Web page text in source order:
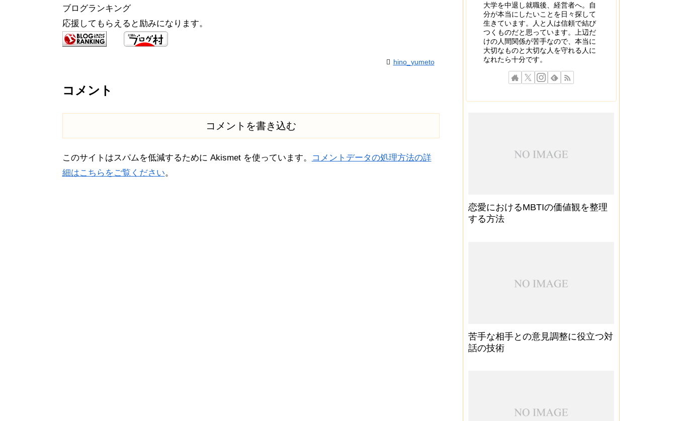
ブログランキング
応援してもらえると励みになります。
hino_yumeto
コメント
コメントを書き込む
このサイトはスパムを低減するために Akismet を使っています。
コメントデータの処理方法の詳
細はこちらをご覧ください。
大学を中退し就職後、経営者へ。自
分が本当にしたいことを日々探して
生きています。人と人は信頼で結び
つくものだと思っています。上辺だ
けの人間関係が苦手なので、本当に
大切なものと大切な人を守れる人に
なれたら十分です。
恋愛におけるMBTIの価値観を整理
する方法
苦手な相手との意見調整に役立つ対
話の技術